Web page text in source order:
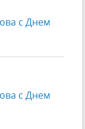
с Днем
с Днем